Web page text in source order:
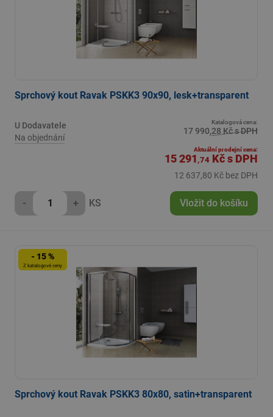
Sprchový kout Ravak PSKK3 90x90, lesk+transparent
U Dodavatele
Na objednání
Katalogová cena:
17 990,28 Kč s DPH
Aktuální prodejní cena:
15 291 ,74 Kčs DPH
12 637,80 Kč bez DPH
- + KS Vložit do košíku
- 15 %
Z katalogové ceny
Sprchový kout Ravak PSKK3 80x80, satin+transparent